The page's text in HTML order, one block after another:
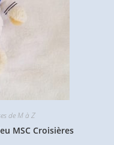
de M à Z
MSC Croisières